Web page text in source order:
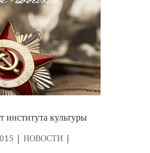
института культуры
| НОВОСТИ